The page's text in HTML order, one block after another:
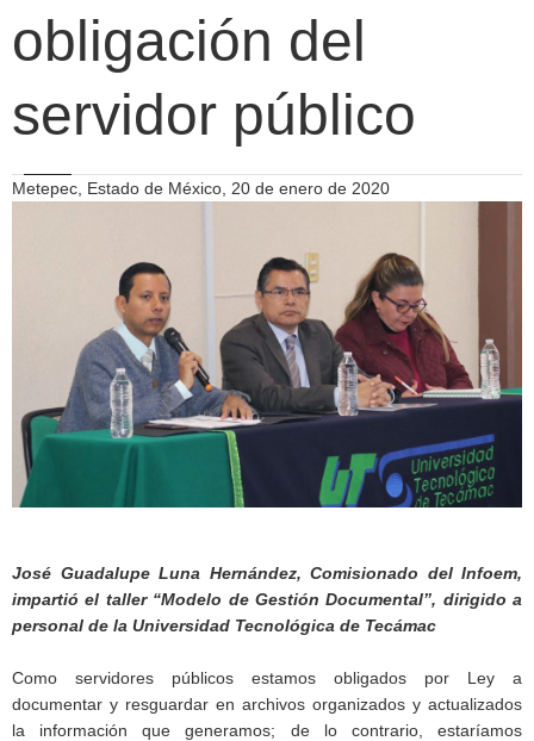
obligación del
servidor público
Metepec, Estado de México, 20 de enero de 2020
José Guadalupe Luna Hernández, Comisionado del Infoem,
impartió el taller “Modelo de Gestión Documental”, dirigido a
personal de la Universidad Tecnológica de Tecámac
Como servidores públicos estamos obligados por Ley a
documentar y resguardar en archivos organizados y actualizados
la información que generamos; de lo contrario, estaríamos